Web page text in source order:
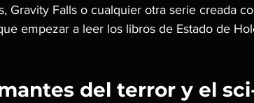
Gravity Falls o cualquier otra serie creada
empezar a leer los libros de Estado de
del terror y el